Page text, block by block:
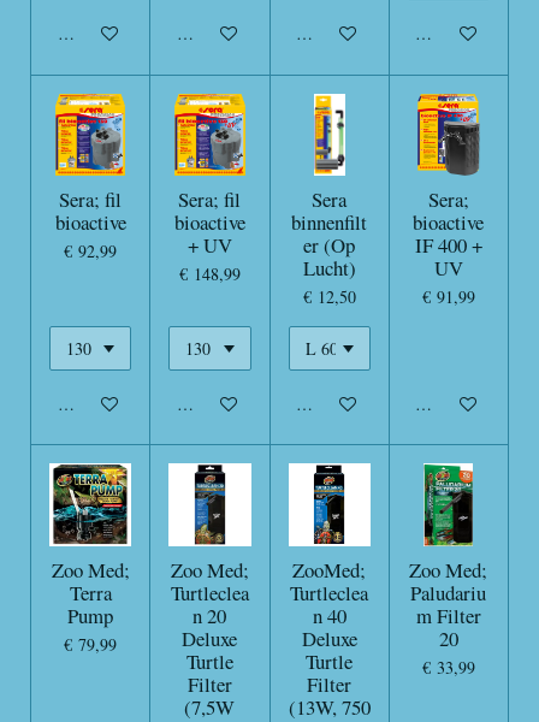
In winkelwagen In winkelwagen In winkelwagen In winkelwagen
Sera; fil
bioactive
€ 92,99
In winkelwagen
Sera; fil
bioactive
+ UV
€ 148,99
In winkelwagen
Sera
binnenfilt
er (Op
Lucht)
€ 12,50
In winkelwagen
Sera;
bioactive
IF 400 +
UV
€ 91,99
In winkelwagen
Zoo Med;
Terra
Pump
€ 79,99
Zoo Med;
Turtleclea
n 20
Deluxe
Turtle
Filter
(7,5W
ZooMed;
Turtleclea
n 40
Deluxe
Turtle
Filter
(13W, 750
Zoo Med;
Paludariu
m Filter
20
€ 33,99